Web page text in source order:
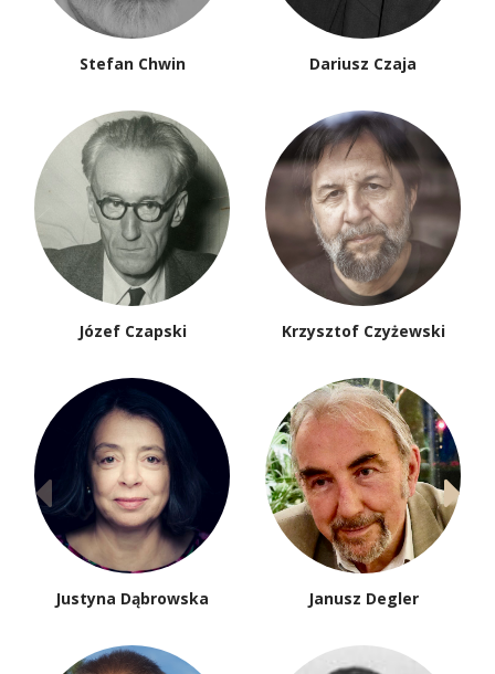
Stefan Chwin Dariusz Czaja
Józef Czapski Krzysztof Czyżewski
Justyna Dąbrowska Janusz Degler